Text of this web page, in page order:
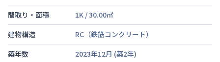
間取り・面積
1K /30.00㎡
建物構造
RC（鉄筋コンクリート）
築年数
2023年12月 (築2年)